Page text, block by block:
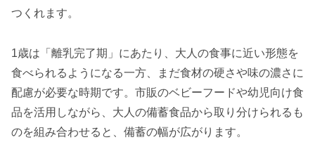
つくれます。
1歳は「離乳完了期」にあたり、大人の食事に近い形態を
食べられるようになる一方、まだ食材の硬さや味の濃さに
配慮が必要な時期です。市販のベビーフードや幼児向け食
品を活用しながら、大人の備蓄食品から取り分けられるも
のを組み合わせると、備蓄の幅が広がります。